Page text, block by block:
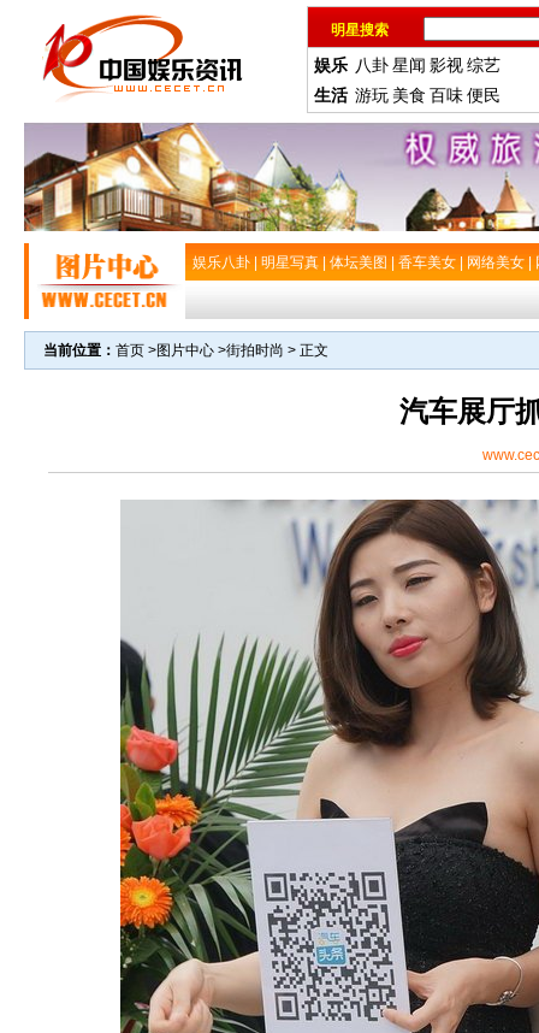
明星搜索
娱乐 八卦星闻 影视综艺
生活 游玩 美食 百味便民
娱乐八卦 明星写真 体坛美图 香车美女 网络美女
当前位置： 首页 >图片中心 >街拍时尚 > 正文
汽车展厅